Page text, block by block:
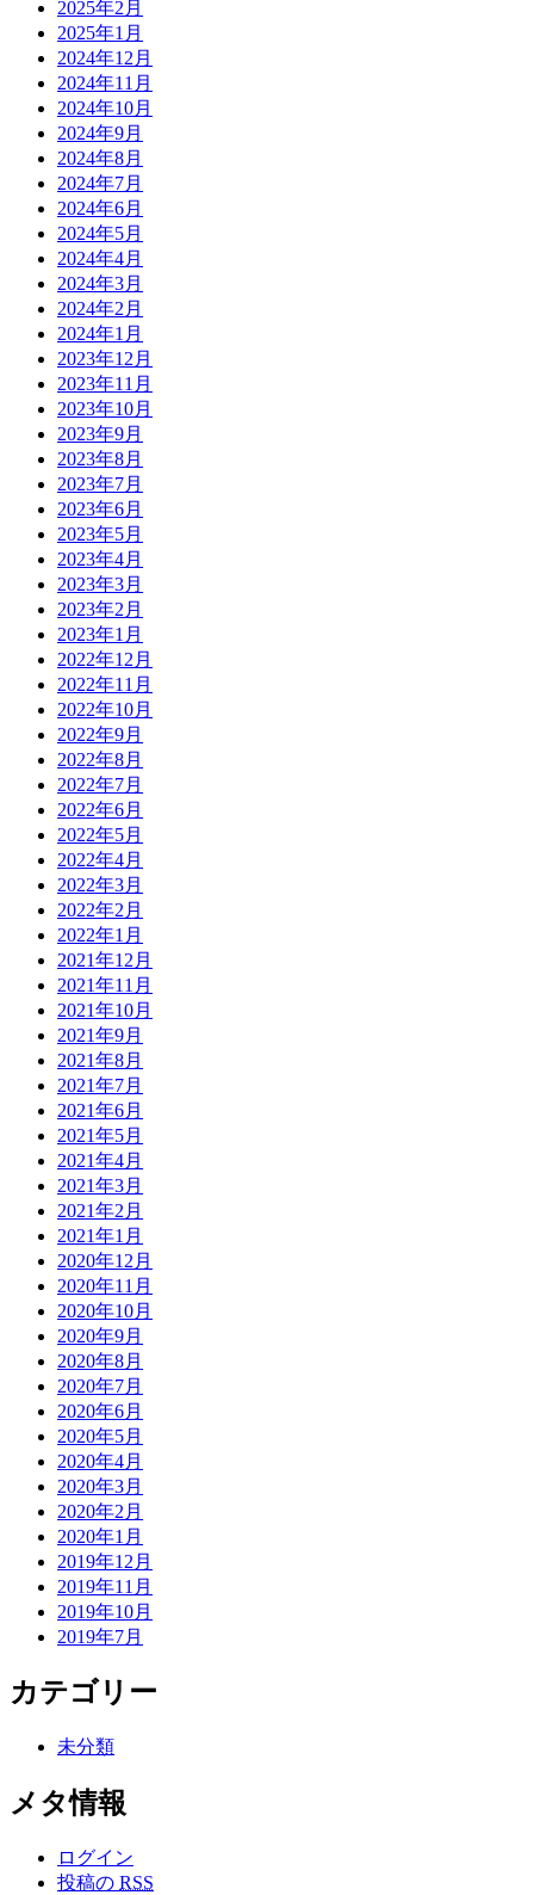
2025年2月
2025年1月
2024年12月
2024年11月
2024年10月
2024年9月
2024年8月
2024年7月
2024年6月
2024年5月
2024年4月
2024年3月
2024年2月
2024年1月
2023年12月
2023年11月
2023年10月
2023年9月
2023年8月
2023年7月
2023年6月
2023年5月
2023年4月
2023年3月
2023年2月
2023年1月
2022年12月
2022年11月
2022年10月
2022年9月
2022年8月
2022年7月
2022年6月
2022年5月
2022年4月
2022年3月
2022年2月
2022年1月
2021年12月
2021年11月
2021年10月
2021年9月
2021年8月
2021年7月
2021年6月
2021年5月
2021年4月
2021年3月
2021年2月
2021年1月
2020年12月
2020年11月
2020年10月
2020年9月
2020年8月
2020年7月
2020年6月
2020年5月
2020年4月
2020年3月
2020年2月
2020年1月
2019年12月
2019年11月
2019年10月
2019年7月
カテゴリー
未分類
メタ情報
ログイン
投稿の RSS